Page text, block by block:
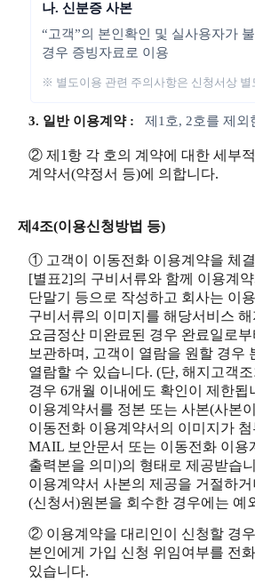
나. 신분증 사본
“고객”의 본인확인 및 실사용자가
경우 증빙자료로 이용
※ 별도이용 관련 주의사항은 신청서상 별
3. 일반 이용계약 : 제1호, 2호를 제외
② 제1항 각 호의 계약에 대한 세부
계약서(약정서 등)에 의합니다.
제4조(이용신청방법 등)
① 고객이 이동전화 이용계약을 체
[별표2]의 구비서류와 함께 이용계
단말기 등으로 작성하고 회사는 이
구비서류의 이미지를 해당서비스
요금정산 미완료된 경우 완료일로부
보관하며, 고객이 열람을 원할 경우
열람할 수 있습니다. (단, 해지고객
경우 6개월 이내에도 확인이 제한됩
이용계약서를 정본 또는 사본(사본
이동전화 이용계약서의 이미지가
MAIL 보안문서 또는 이동전화 이용
출력본을 의미)의 형태로 제공받습
이용계약서 사본의 제공을 거절하
(신청서)원본을 회수한 경우에는 예
② 이용계약을 대리인이 신청할 경
본인에게 가입 신청 위임여부를 전
있습니다.